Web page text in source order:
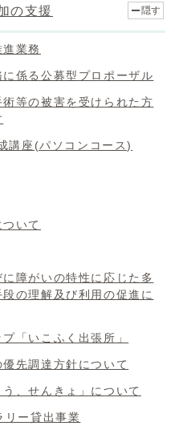
の支援 隠す
業務
係る公募型プロポーザル
等の被害を受けられた方
座(パソコンコース)
いて
障がいの特性に応じた多
の理解及び利用の促進に
「いこふく出張所」
先調達方針について
、せんきょ」について
リー貸出事業